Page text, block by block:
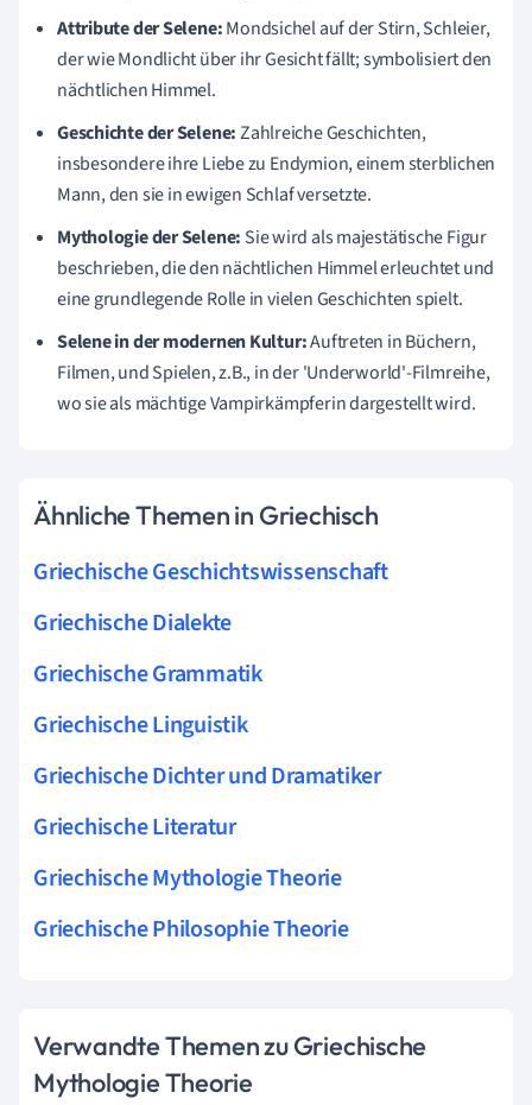
Attribute der Selene:Mondsichel auf der Stirn, Schleier,
der wie Mondlicht über ihr Gesicht fällt; symbolisiert den
nächtlichen Himmel.
Geschichte der Selene:Zahlreiche Geschichten,
insbesondere ihre Liebe zu Endymion, einem sterblichen
Mann, den sie in ewigen Schlaf versetzte.
Mythologie der Selene: Sie wird als majestätische Figur
beschrieben, die den nächtlichen Himmel erleuchtet und
eine grundlegende Rolle in vielen Geschichten spielt.
Selene in der modernen Kultur:Auftreten in Büchern,
Filmen, und Spielen, z.B., in der 'Underworld'-Filmreihe,
wo sie als mächtige Vampirkämpferin dargestellt wird.
Ähnliche Themen in Griechisch
Griechische Geschichtswissenschaft
Griechische Dialekte
Griechische Grammatik
Griechische Linguistik
Griechische Dichter und Dramatiker
Griechische Literatur
Griechische Mythologie Theorie
Griechische Philosophie Theorie
Verwandte Themen zu Griechische
Mythologie Theorie